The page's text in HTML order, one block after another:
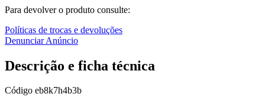
Para devolver o produto consulte:
Políticas de trocas e devoluções
Denunciar Anúncio
Descrição e ficha técnica
Código eb8k7h4b3b